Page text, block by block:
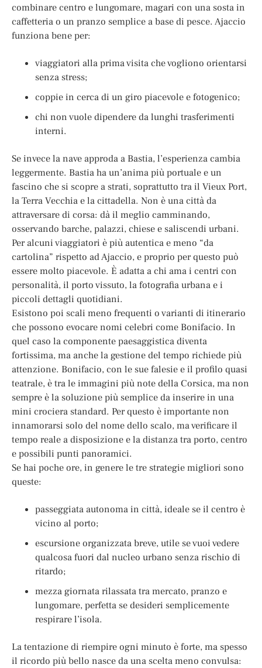
combinare centro e lungomare, magari con una sosta in
caffetteria o un pranzo semplice a base di pesce. Ajaccio
funziona bene per:
viaggiatori alla prima visita che vogliono orientarsi
senza stress;
coppie in cerca di un giro piacevole e fotogenico;
chi non vuole dipendere da lunghi trasferimenti
interni.
Se invece la nave approda a Bastia, l’esperienza cambia
leggermente. Bastia ha un’anima più portuale e un
fascino che si scopre a strati, soprattutto tra il Vieux Port,
la Terra Vecchia e la cittadella. Non è una città da
attraversare di corsa: dà il meglio camminando,
osservando barche, palazzi, chiese e saliscendi urbani.
Per alcuni viaggiatori è più autentica e meno “da
cartolina” rispetto ad Ajaccio, e proprio per questo può
essere molto piacevole. È adatta a chi ama i centri con
personalità, il porto vissuto, la fotografia urbana e i
piccoli dettagli quotidiani.
Esistono poi scali meno frequenti o varianti di itinerario
che possono evocare nomi celebri come Bonifacio. In
quel caso la componente paesaggistica diventa
fortissima, ma anche la gestione del tempo richiede più
attenzione. Bonifacio, con le sue falesie e il profilo quasi
teatrale, è tra le immagini più note della Corsica, ma non
sempre è la soluzione più semplice da inserire in una
mini crociera standard. Per questo è importante non
innamorarsi solo del nome dello scalo, ma verificare il
tempo reale a disposizione e la distanza tra porto, centro
e possibili punti panoramici.
Se hai poche ore, in genere le tre strategie migliori sono
queste:
passeggiata autonoma in città, ideale se il centro è
vicino al porto;
escursione organizzata breve, utile se vuoi vedere
qualcosa fuori dal nucleo urbano senza rischio di
ritardo;
mezza giornata rilassata tra mercato, pranzo e
lungomare, perfetta se desideri semplicemente
respirare l’isola.
La tentazione di riempire ogni minuto è forte, ma spesso
il ricordo più bello nasce da una scelta meno convulsa: